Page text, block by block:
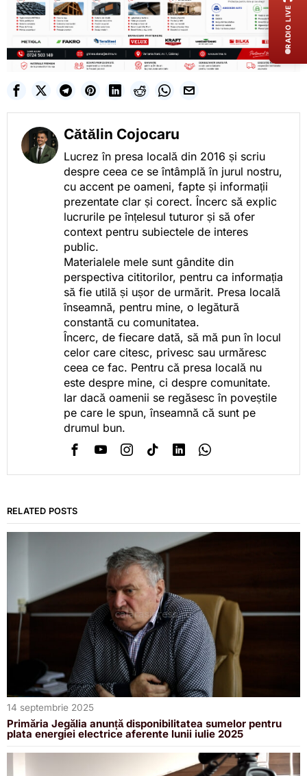
Cătălin Cojocaru
Lucrez în presa locală din 2016 și scriu
despre ceea ce se întâmplă în jurul nostru,
cu accent pe oameni, fapte și informații
prezentate clar și corect. Încerc să explic
lucrurile pe înțelesul tuturor și să ofer
context pentru subiectele de interes
public.
Materialele mele sunt gândite din
perspectiva cititorilor, pentru ca informația
să fie utilă și ușor de urmărit. Presa locală
înseamnă, pentru mine, o legătură
constantă cu comunitatea.
Încerc, de fiecare dată, să mă pun în locul
celor care citesc, privesc sau urmăresc
ceea ce fac. Pentru că presa locală nu
este despre mine, ci despre comunitate.
Iar dacă oamenii se regăsesc în poveștile
pe care le spun, înseamnă că sunt pe
drumul bun.
RELATED POSTS
14 septembrie 2025
Primăria Jegălia anunță disponibilitatea sumelor pentru
plata energiei electrice aferente lunii iulie 2025
RADIO LIVE